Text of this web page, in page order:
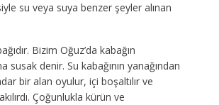
su veya suya benzer şeyler alınan
Bizim Oğuz’da kabağın
susak denir. Su kabağının yanağından
bir alan oyulur, içi boşaltılır ve
Çoğunlukla kürün ve